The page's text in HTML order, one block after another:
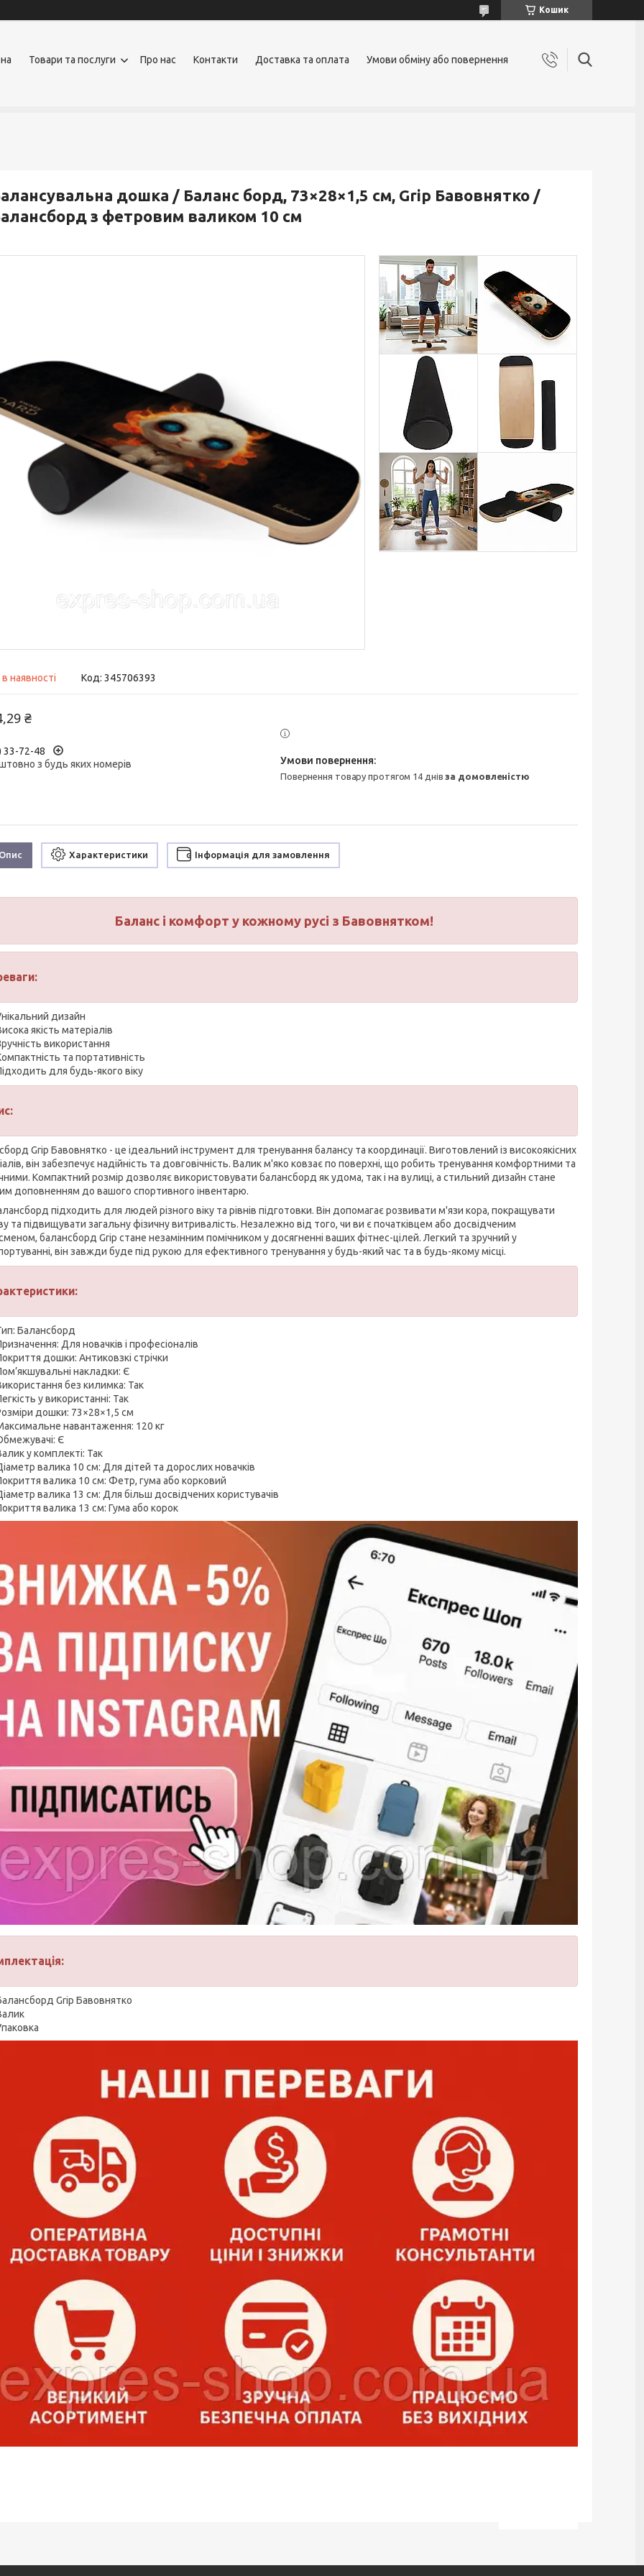
Кошик
Товари та послуги Про нас Контакти Доставка та оплата Умови обміну або повернення
дошка / Баланс борд, 73×28×1,5 см, Grip Бавовнятко /
з фетровим валиком 10 см
наявності Код: 345706393
₴
33-72-48
з будь яких номерів
повернення товару протягом 14 днівза домовленістю
Характеристики Інформація для замовлення
Баланс і комфорт у кожному русі з Бавовнятком!
дизайн
якість матеріалів
використання
та портативність
для будь-якого віку
Grip Бавовнятко - це ідеальний інструмент для тренування балансу та координації. Виготовлений із високоякісних
він забезпечує надійність та довговічність. Валик м'яко ковзає по поверхні, що робить тренування комфортними та
Компактний розмір дозволяє використовувати балансборд як удома, так і на вулиці, а стильний дизайн стане
доповненням до вашого спортивного інвентарю.
підходить для людей різного віку та рівнів підготовки. Він допомагає розвивати м'язи кора, покращувати
та підвищувати загальну фізичну витривалість. Незалежно від того, чи ви є початківцем або досвідченим
балансборд Grip стане незамінним помічником у досягненні ваших фітнес-цілей. Легкий та зручний у
він завжди буде під рукою для ефективного тренування у будь-який час та в будь-якому місці.
Балансборд
Для новачків і професіоналів
дошки: Антиковзкі стрічки
накладки: Є
без килимка: Так
у використанні: Так
дошки: 73×28×1,5 см
навантаження: 120 кг
Є
у комплекті: Так
валика 10 см: Для дітей та дорослих новачків
валика 10 см: Фетр, гума або корковий
валика 13 см: Для більш досвідчених користувачів
валика 13 см: Гума або корок
Grip Бавовнятко